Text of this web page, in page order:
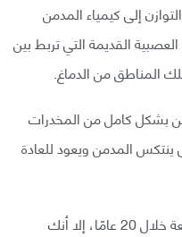
إلى كيمياء المدمن
القديمة التي تربط بين
المناطق من الدماغ.
بشكل كامل من المخدرات
ينتكس المدمن ويعود للعادة
على سبيل المثال ربما لم تزر حرم الجامعة خلال 20 عامًا، إلا أنك